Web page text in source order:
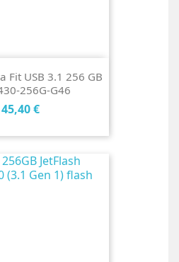
Fit USB 3.1 256 GB
256G-G46
Cena
45,40 €